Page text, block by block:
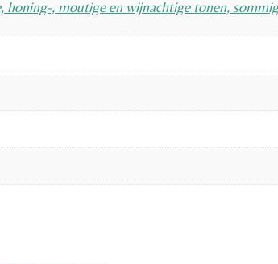
, moutige en wijnachtige tonen,